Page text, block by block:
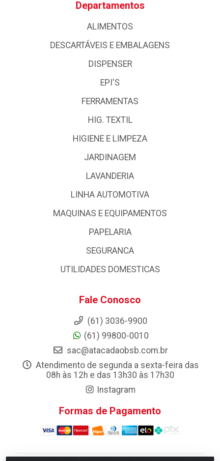
Departamentos
ALIMENTOS
DESCARTÁVEIS E EMBALAGENS
DISPENSER
EPI'S
FERRAMENTAS
HIG. TEXTIL
HIGIENE E LIMPEZA
JARDINAGEM
LAVANDERIA
LINHA AUTOMOTIVA
MAQUINAS E EQUIPAMENTOS
PAPELARIA
SEGURANCA
UTILIDADES DOMESTICAS
Fale Conosco
(61) 3036-9900
(61) 99800-0010
sac@atacadaobsb.com.br
Atendimento de segunda a sexta-feira das
08h às 12h e das 13h30 às 17h30
Instagram
Formas de Pagamento